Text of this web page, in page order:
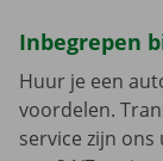
Inbegrepen
Huur je een
voordelen.
service zijn